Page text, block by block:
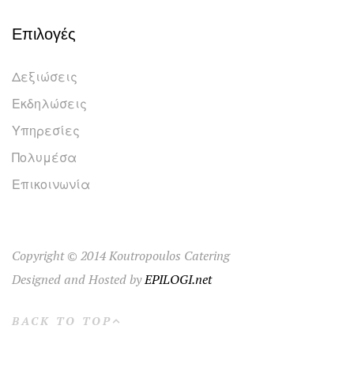
Επιλογές
Δεξιώσεις
Εκδηλώσεις
Υπηρεσίες
Πολυμέσα
Επικοινωνία
Copyright © 2014 Koutropoulos Catering
Designed and Hosted byEPILOGI.net
BACK TO TOP